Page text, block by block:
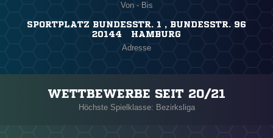
Von - Bis
SPORTPLATZ BUNDESSTR. 1 , BUNDESSTR. 96
20144 HAMBURG
Adresse
WETTBEWERBE SEIT 20/21
Höchste Spielklasse: Bezirksliga